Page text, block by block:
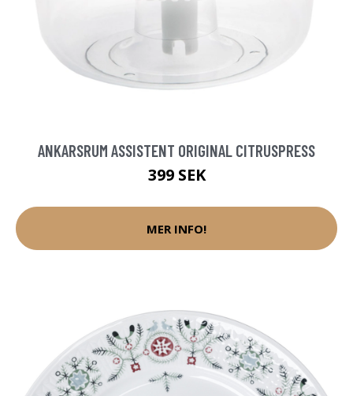
ANKARSRUM ASSISTENT ORIGINAL CITRUSPRESS
399 SEK
MER INFO!